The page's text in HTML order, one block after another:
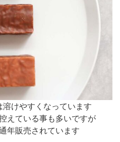
けやすくなっています
えている事も多いですが
年販売されています